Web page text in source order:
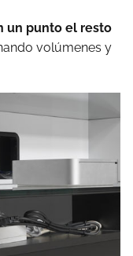
un punto el resto
volúmenes y